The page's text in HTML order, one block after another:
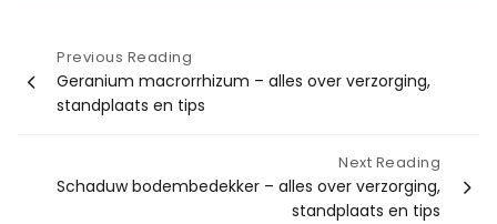
Bericht
navigatie
Previous Reading
Geranium macrorrhizum – alles over verzorging,
standplaats en tips
Next Reading
Schaduw bodembedekker – alles over verzorging,
standplaats en tips